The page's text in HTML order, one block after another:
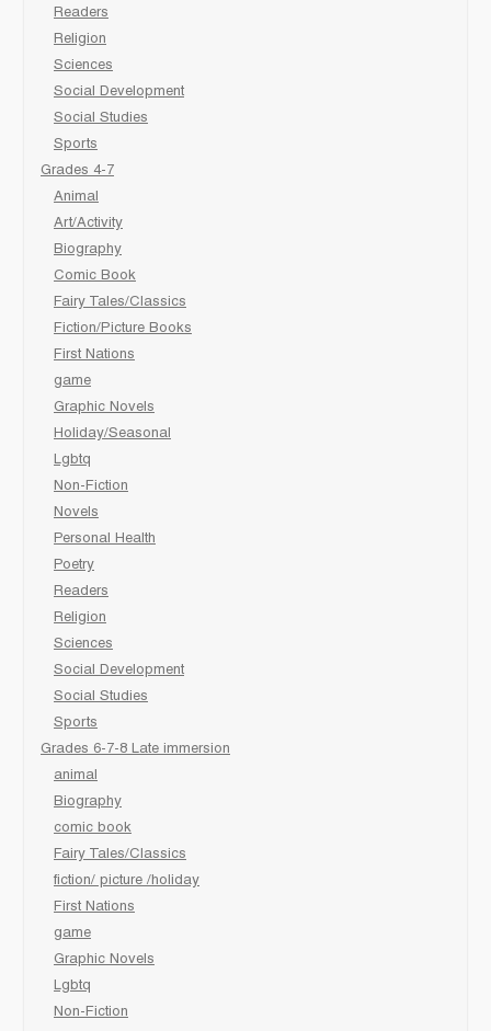
Readers
Religion
Sciences
Social Development
Social Studies
Sports
Grades 4-7
Animal
Art/Activity
Biography
Comic Book
Fairy Tales/Classics
Fiction/Picture Books
First Nations
game
Graphic Novels
Holiday/Seasonal
Lgbtq
Non-Fiction
Novels
Personal Health
Poetry
Readers
Religion
Sciences
Social Development
Social Studies
Sports
Grades 6-7-8 Late immersion
animal
Biography
comic book
Fairy Tales/Classics
fiction/ picture /holiday
First Nations
game
Graphic Novels
Lgbtq
Non-Fiction